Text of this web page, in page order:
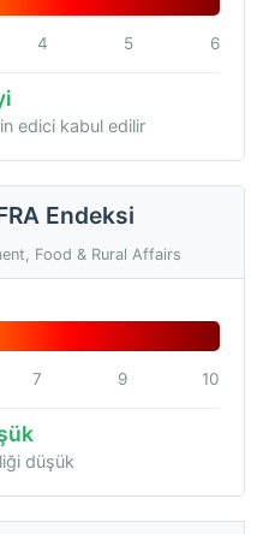
4 5 6
edici kabul edilir
Endeksi
Food & Rural Affairs
7 9 10
düşük